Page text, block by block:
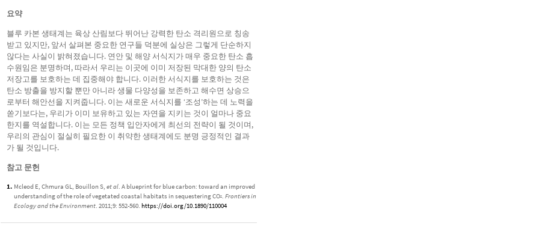
요약
블루 카본 생태계는 육상 산림보다 뛰어난 강력한 탄소 격리원으로 칭송
받고 있지만, 앞서 살펴본 중요한 연구들 덕분에 실상은 그렇게 단순하지
않다는 사실이 밝혀졌습니다. 연안 및 해양 서식지가 매우 중요한 탄소 흡
수원임은 분명하며, 따라서 우리는 이곳에 이미 저장된 막대한 양의 탄소
저장고를 보호하는 데 집중해야 합니다. 이러한 서식지를 보호하는 것은
탄소 방출을 방지할 뿐만 아니라 생물 다양성을 보존하고 해수면 상승으
로부터 해안선을 지켜줍니다. 이는 새로운 서식지를 ‘조성’하는 데 노력을
쏟기보다는, 우리가 이미 보유하고 있는 자연을 지키는 것이 얼마나 중요
한지를 역설합니다. 이는 모든 정책 입안자에게 최선의 전략이 될 것이며,
우리의 관심이 절실히 필요한 이 취약한 생태계에도 분명 긍정적인 결과
가 될 것입니다.
참고 문헌
Mcleod E, Chmura GL, Bouillon S, et al. A blueprint for blue carbon: toward an improved
understanding of the role of vegetated coastal habitats in sequestering CO2. Frontiers in
Ecology and the Environment. 2011;9: 552-560. https://doi.org/10.1890/110004